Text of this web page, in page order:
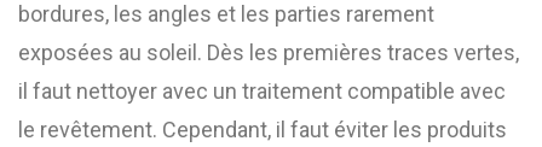
bordures, les angles et les parties rarement
exposées au soleil. Dès les premières traces vertes,
il faut nettoyer avec un traitement compatible avec
le revêtement. Cependant, il faut éviter les produits